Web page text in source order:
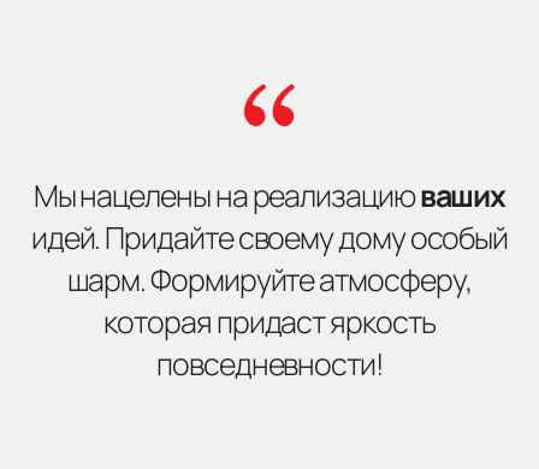
Мы нацелены на реализациюваших
идей. Придайте своему дому особый
шарм. Формируйте атмосферу,
которая придаст яркость
повседневности!